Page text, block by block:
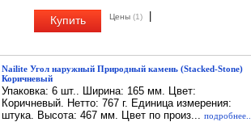
Купить Цены (1)
Nailite Угол наружный Природный камень (Stacked-Stone)
Коричневый
Упаковка: 6 шт.. Ширина: 165 мм. Цвет:
Коричневый. Нетто: 767 г. Единица измерения:
штука. Высота: 467 мм. Цвет по произ... подробнее...